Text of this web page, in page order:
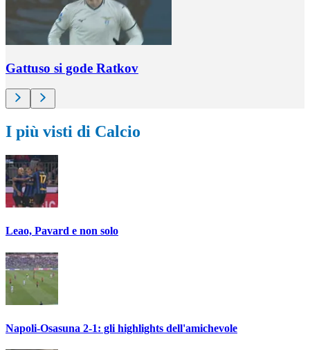
Gattuso si gode Ratkov
I più visti di Calcio
Leao, Pavard e non solo
Napoli-Osasuna 2-1: gli highlights dell'amichevole